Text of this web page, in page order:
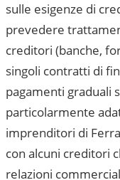
sulle esigenze di
prevedere
creditori (banche,
singoli contratti di
pagamenti graduali
particolarmente
imprenditori di
con alcuni creditori
relazioni